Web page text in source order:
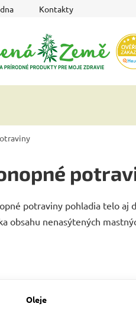
Kontakty
potraviny pohladia telo aj
obsahu nenasýtených
Oleje